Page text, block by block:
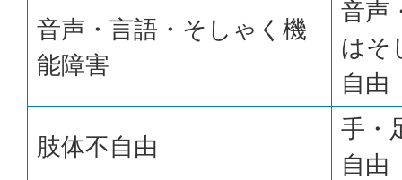
音声・言語・そしゃく機
能障害
音声
はそ
自由
肢体不自由
手・
自由